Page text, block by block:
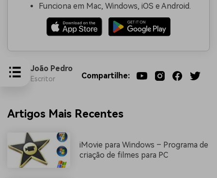
Funciona em Mac, Windows, iOS e Android.
João Pedro
Escritor Compartilhe:
Artigos Mais Recentes
iMovie para Windows – Programa de
criação de filmes para PC